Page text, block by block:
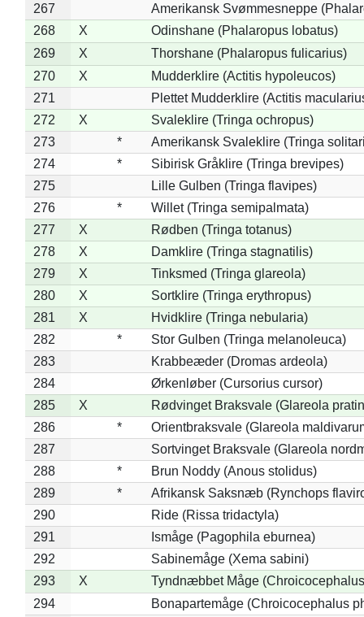
267
Amerikansk Svømmesneppe
268
X
Odinshane (Phalaropus lobatus)
269
X
Thorshane (Phalaropus fulicarius)
270
X
Mudderklire (Actitis hypoleucos)
271
Plettet Mudderklire (Actitis
272
X
Svaleklire (Tringa ochropus)
273
*
Amerikansk Svaleklire (Tringa
274
*
Sibirisk Gråklire (Tringa brevipes)
275
Lille Gulben (Tringa flavipes)
276
*
Willet (Tringa semipalmata)
277
X
Rødben (Tringa totanus)
278
X
Damklire (Tringa stagnatilis)
279
X
Tinksmed (Tringa glareola)
280
X
Sortklire (Tringa erythropus)
281
X
Hvidklire (Tringa nebularia)
282
*
Stor Gulben (Tringa melanoleuca)
283
Krabbeæder (Dromas ardeola)
284
Ørkenløber (Cursorius cursor)
285
X
Rødvinget Braksvale (Glareola
286
*
Orientbraksvale (Glareola
287
Sortvinget Braksvale (Glareola
288
*
Brun Noddy (Anous stolidus)
289
*
Afrikansk Saksnæb (Rynchops
290
Ride (Rissa tridactyla)
291
Ismåge (Pagophila eburnea)
292
Sabinemåge (Xema sabini)
293
X
Tyndnæbbet Måge
294
Bonapartemåge (Chroicocephalus